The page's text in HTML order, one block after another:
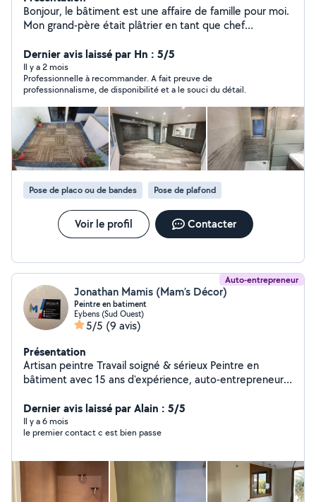
Bonjour, le bâtiment est une affaire de famille pour moi.
Mon grand-père était plâtrier en tant que chef
que chef d'entreprise. Aussi, à mon tour, je suis
autoentrepreneur dans le second œuvre avec plus de
15 ans d'expérience. Mes activités principales sont
plaquiste, maçon et carreleur, ensuite à différents
niveaux, je sais faire aussi électricité, plomberie,
menuiserie, peinture, paysagiste, les plans 3D et 2D,
pour avoir une meilleure approche du chantier. Je me
perfectionne pour savoir tout faire de A à Z. J'ai aussi
une offre de coach de travaux, je vous accompagne
dans vos projets, pour vous transmettre tout le côté
professionnel et tous ces avantages en échange d'un
peu d'huile de coude, et pour vous faire éviter des
déconvenues tarifaires et sociales.
Dernier avis laissé par Hn : 5/5
Il y a 2 mois
Professionnelle à recommander. A fait preuve de
professionnalisme, de disponibilité et a le souci du détail.
Pose de placo ou de bandes Pose de plafond
Voir le profil Contacter
Auto-entrepreneur
Jonathan Mamis (Mam’s Décor)
Peintre en batiment
Eybens (Sud Ouest)
5/5 (9 avis)
Présentation
Artisan peintre Travail soigné & sérieux Peintre en
bâtiment avec 15 ans d'expérience, auto-entrepreneur à
travaux de peinture intérieure et extérieure, en neuf ou
rénovation. Spécialité enduit décoratif ( stuco, béton
ciré Peinture murs, plafonds, boiseries Rafraîchissement
(rebouchage, ponçage, finitions) Travail propre, soigné
et respect des délais Intervention rapide Devis gratuit
Sérieux, ponctuel et à l'écoute
Dernier avis laissé par Alain : 5/5
Il y a 6 mois
le premier contact c est bien passe